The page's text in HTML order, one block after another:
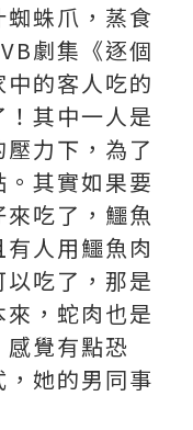
蛛爪，蒸食
劇集《逐個
的客人吃的
其中一人是
力下，為了
其實如果要
吃了，鱷魚
人用鱷魚肉
吃了，那是
，蛇肉也是
覺有點恐
她的男同事